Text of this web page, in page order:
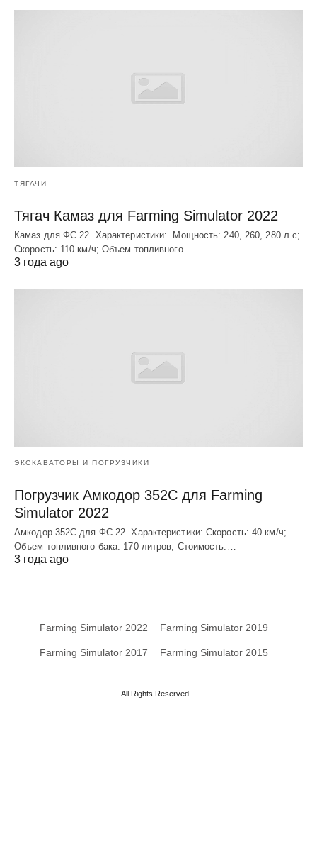
ТЯГАЧИ
Тягач Камаз для Farming Simulator 2022
Камаз для ФС 22. Характеристики: Мощность: 240, 260, 280 л.с;
Скорость: 110 км/ч; Объем топливного…
3 года ago
ЭКСКАВАТОРЫ И ПОГРУЗЧИКИ
Погрузчик Амкодор 352С для Farming
Simulator 2022
Амкодор 352С для ФС 22. Характеристики: Скорость: 40 км/ч;
Объем топливного бака: 170 литров; Стоимость:…
3 года ago
Farming Simulator 2022 Farming Simulator 2019
Farming Simulator 2017 Farming Simulator 2015
All Rights Reserved